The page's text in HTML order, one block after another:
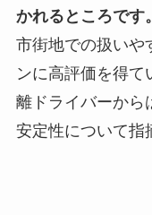
かれるところです。
市街地での扱いや
ンに高評価を得て
離ドライバーから
安定性について指